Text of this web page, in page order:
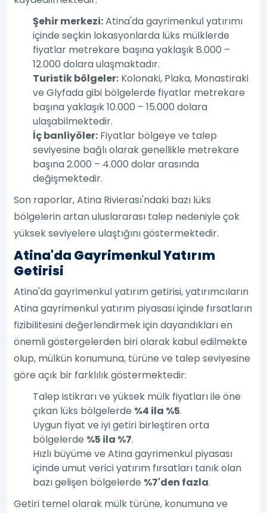
Şehir merkezi:Atina'da gayrimenkul yatırımı
içinde seçkin lokasyonlarda lüks mülklerde
fiyatlar metrekare başına yaklaşık 8.000 –
12.000 dolara ulaşmaktadır.
Turistik bölgeler: Kolonaki, Plaka, Monastiraki
ve Glyfada gibi bölgelerde fiyatlar metrekare
başına yaklaşık 10.000 – 15.000 dolara
ulaşabilmektedir.
İç banliyöler: Fiyatlar bölgeye ve talep
seviyesine bağlı olarak genellikle metrekare
başına 2.000 – 4.000 dolar arasında
değişmektedir.
Son raporlar, Atina Rivierası'ndaki bazı lüks
bölgelerin artan uluslararası talep nedeniyle çok
yüksek seviyelere ulaştığını göstermektedir.
Atina'da Gayrimenkul Yatırım
Getirisi
Atina'da gayrimenkul yatırım getirisi, yatırımcıların
Atina gayrimenkul yatırım piyasası içinde fırsatların
fizibilitesini değerlendirmek için dayandıkları en
önemli göstergelerden biri olarak kabul edilmekte
olup, mülkün konumuna, türüne ve talep seviyesine
göre açık bir farklılık göstermektedir:
Talep istikrarı ve yüksek mülk fiyatları ile öne
çıkan lüks bölgelerde %4 ila %5.
Uygun fiyat ve iyi getiri birleştiren orta
bölgelerde %5 ila %7.
Hızlı büyüme ve Atina gayrimenkul piyasası
içinde umut verici yatırım fırsatları tanık olan
bazı gelişen bölgelerde %7'den fazla.
Getiri temel olarak mülk türüne, konumuna ve